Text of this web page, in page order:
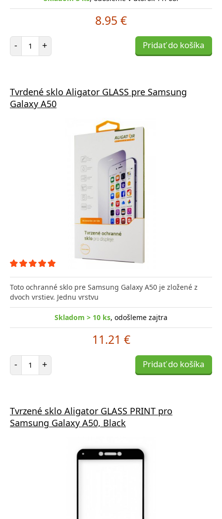
8.95 €
- Počet položiek
+ Pridať do košíka
Tvrdené sklo Aligator GLASS pre Samsung
Galaxy A50
Toto ochranné sklo pre Samsung Galaxy A50 je zložené z
dvoch vrstiev. Jednu vrstvu
Skladom > 10 ks, odošleme zajtra
11.21 €
- Počet položiek
+ Pridať do košíka
Tvrzené sklo Aligator GLASS PRINT pro
Samsung Galaxy A50, Black